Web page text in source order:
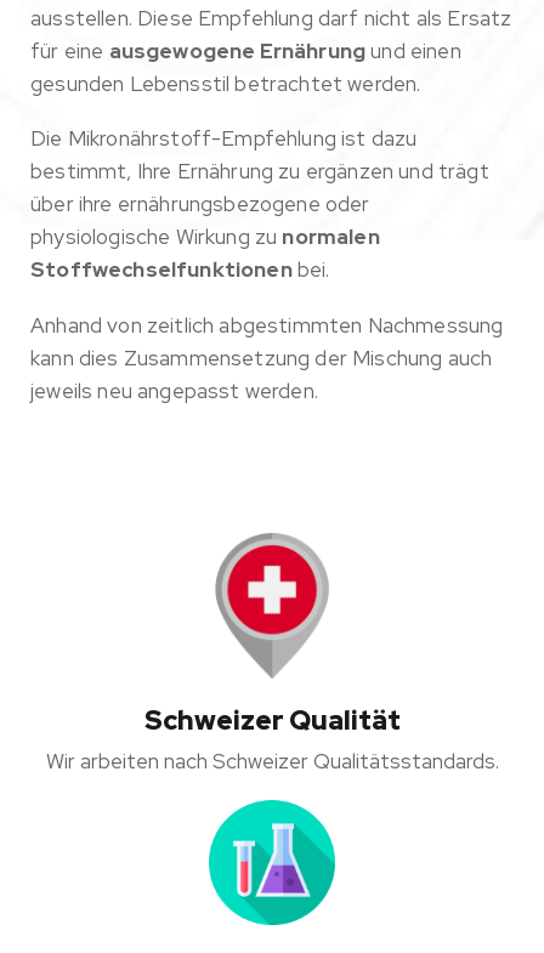
ausstellen. Diese Empfehlung darf nicht als Ersatz
für eine ausgewogene Ernährungund einen
gesunden Lebensstil betrachtet werden.
Die Mikronährstoff-Empfehlung ist dazu
bestimmt, Ihre Ernährung zu ergänzen und trägt
über ihre ernährungsbezogene oder
physiologische Wirkung zu normalen
Stoffwechselfunktionenbei.
Anhand von zeitlich abgestimmten Nachmessung
kann dies Zusammensetzung der Mischung auch
jeweils neu angepasst werden.
Schweizer Qualität
Wir arbeiten nach Schweizer Qualitätsstandards.